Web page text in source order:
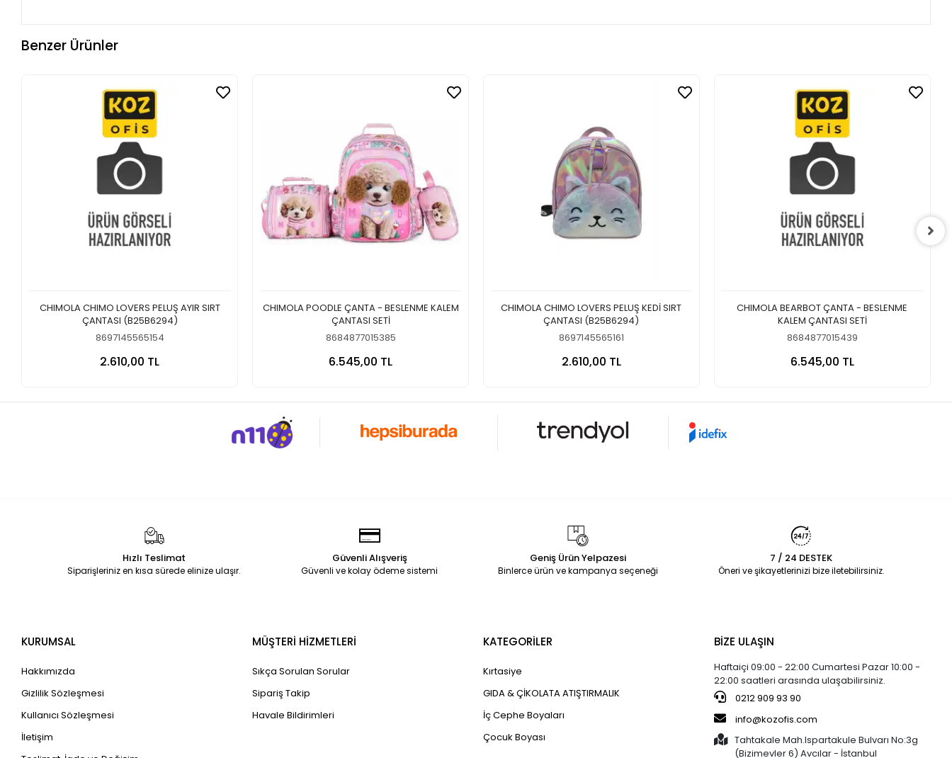
Benzer Ürünler
CHIMOLA CHIMO LOVERS PELUŞ AYIR SIRT
ÇANTASI (B25B6294)
8697145565154
2.610,00 TL
CHIMOLA POODLE ÇANTA - BESLENME KALEM
ÇANTASI SETİ
8684877015385
6.545,00 TL
CHIMOLA CHIMO LOVERS PELUŞ KEDİ SIRT
ÇANTASI (B25B6294)
8697145565161
2.610,00 TL
CHIMOLA BEARBOT ÇANTA - BESLENME
KALEM ÇANTASI SETİ
8684877015439
6.545,00 TL
Hızlı Teslimat
Siparişleriniz en kısa sürede elinize ulaşır.
Güvenli Alışveriş
Güvenli ve kolay ödeme sistemi
Geniş Ürün Yelpazesi
Binlerce ürün ve kampanya seçeneği
7 / 24 DESTEK
Öneri ve şikayetlerinizi bize iletebilirsiniz.
KURUMSAL
Hakkımızda
Gizlilik Sözleşmesi
Kullanıcı Sözleşmesi
İletişim
MÜŞTERİ HİZMETLERİ
Sıkça Sorulan Sorular
Sipariş Takip
Havale Bildirimleri
KATEGORİLER
Kırtasiye
GIDA & ÇİKOLATA ATIŞTIRMALIK
İç Cephe Boyaları
Çocuk Boyası
BİZE ULAŞIN
Haftaiçi 09:00 - 22:00 Cumartesi Pazar 10:00 -
22:00 saatleri arasında ulaşabilirsiniz.
0212 909 93 90
info@kozofis.com
Tahtakale Mah.Ispartakule Bulvarı No:3g
(Bizimevler 6) Avcılar - İstanbul